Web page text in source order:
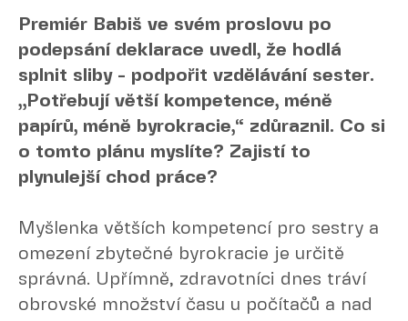
Premiér Babiš ve svém proslovu po
podepsání deklarace uvedl, že hodlá
splnit sliby - podpořit vzdělávání sester.
„Potřebují větší kompetence, méně
papírů, méně byrokracie,“ zdůraznil. Co si
o tomto plánu myslíte? Zajistí to
plynulejší chod práce?
Myšlenka větších kompetencí pro sestry a
omezení zbytečné byrokracie je určitě
správná. Upřímně, zdravotníci dnes tráví
obrovské množství času u počítačů a nad